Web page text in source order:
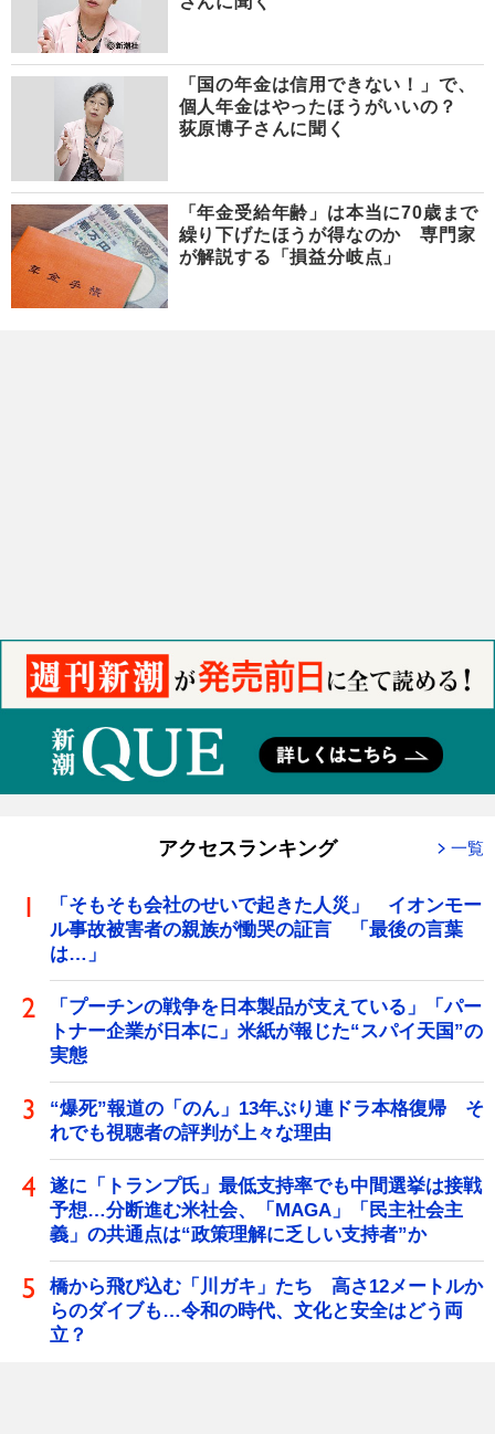
「国の年金は信用できない！」で、
個人年金はやったほうがいいの？
荻原博子さんに聞く
「年金受給年齢」は本当に70歳まで
繰り下げたほうが得なのか 専門家
が解説する「損益分岐点」
アクセスランキング 一覧
「そもそも会社のせいで起きた人災」 イオンモー
ル事故被害者の親族が慟哭の証言 「最後の言葉
は…」
「プーチンの戦争を日本製品が支えている」「パー
トナー企業が日本に」米紙が報じた“スパイ天国”の
実態
“爆死”報道の「のん」13年ぶり連ドラ本格復帰 そ
れでも視聴者の評判が上々な理由
遂に「トランプ氏」最低支持率でも中間選挙は接戦
予想…分断進む米社会、「MAGA」「民主社会主
義」の共通点は“政策理解に乏しい支持者”か
橋から飛び込む「川ガキ」たち 高さ12メートルか
らのダイブも…令和の時代、文化と安全はどう両
立？